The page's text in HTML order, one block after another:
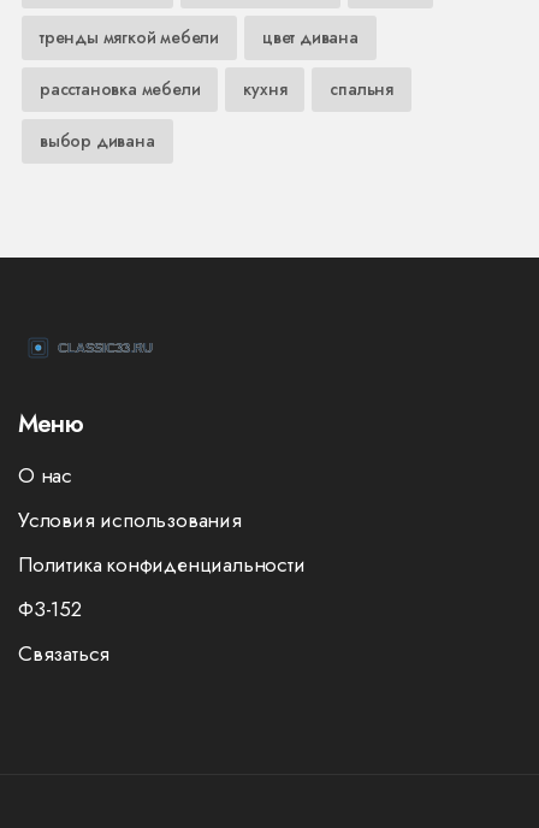
тренды мягкой мебели цвет дивана
расстановка мебели кухня спальня
выбор дивана
Меню
О нас
Условия использования
Политика конфиденциальности
ФЗ-152
Связаться